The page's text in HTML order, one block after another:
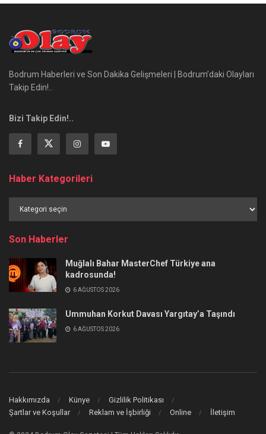
Bodrum Haberleri ve Son Dakika Gelişmeleri | Bodrum’daki Olayları
Takip Edin!..
Bizi Takip Edin!..
Haber Kategorileri
Kategorileri
Son Haberler
Muğlalı Bahar MasterChef Türkiye ana
kadrosunda!
6 AĞUSTOS 2026
Ummuhan Korkut Davası Yargıtay’a Taşındı
6 AĞUSTOS 2026
Hakkımızda Künye
Gizlilik Politikası
Şartlar ve Koşullar
Reklam ve İşbirliği Online İletişim